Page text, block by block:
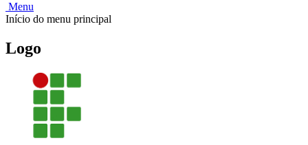
Menu
Início do menu principal
Logo